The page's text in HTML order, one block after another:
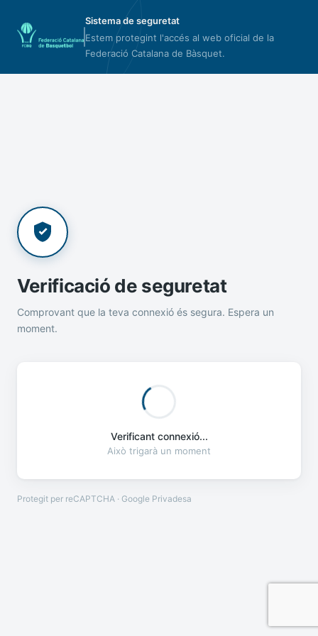
Sistema de seguretat
Estem protegint l'accés al web oficial de la
Federació Catalana de Bàsquet.
Verificació de seguretat
Comprovant que la teva connexió és segura. Espera un
moment.
Verificant connexió...
Això trigarà un moment
Protegit per reCAPTCHA · Google Privadesa